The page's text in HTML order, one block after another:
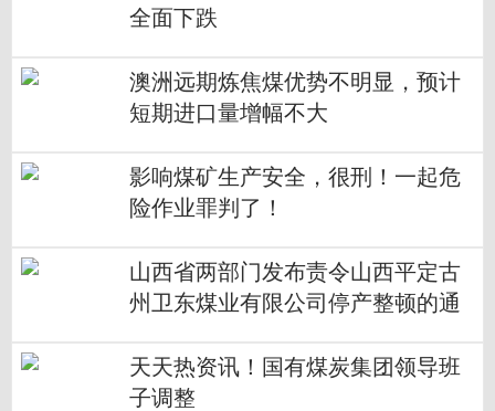
全面下跌
澳洲远期炼焦煤优势不明显，预计
短期进口量增幅不大
影响煤矿生产安全，很刑！一起危
险作业罪判了！
山西省两部门发布责令山西平定古
州卫东煤业有限公司停产整顿的通
天天热资讯！国有煤炭集团领导班
子调整